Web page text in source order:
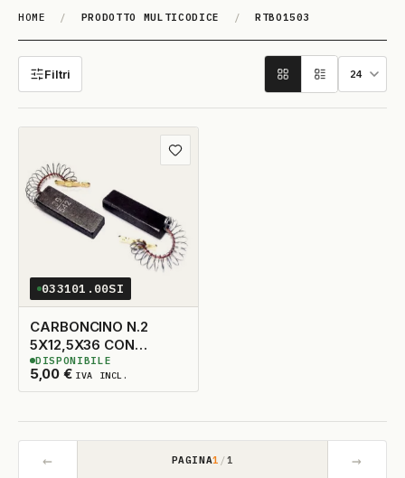
HOME / PRODOTTO MULTICODICE / RTBO1503
RTBO1503
Filtri
Aggiungi ai preferiti
033101.00SI
CARBONCINO N.2
5X12,5X36 CON
MOLLA
5,00 € IVA INCL.
7DISPONIBILI
DISPONIBILE
← PAGINA1 /1 →